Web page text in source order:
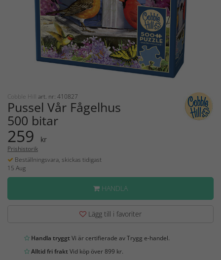
Cobble Hill art. nr: 410827
Pussel Vår Fågelhus
500 bitar
259 kr
Prishistorik
Beställningsvara, skickas tidigast
15 Aug
HANDLA
Lägg till i favoriter
Handla tryggtVi är certifierade av Trygg e-handel.
Alltid fri fraktVid köp över 899 kr.